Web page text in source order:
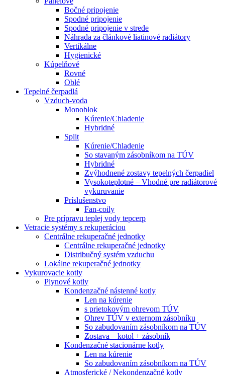
Bočné pripojenie
Spodné pripojenie
Spodné pripojenie v strede
Náhrada za článkové liatinové radiátory
Vertikálne
Hygienické
Kúpelňové
Rovné
Oblé
Tepelné čerpadlá
Vzduch-voda
Monoblok
Kúrenie/Chladenie
Hybridné
Split
Kúrenie/Chladenie
So stavaným zásobníkom na TÚV
Hybridné
Zvýhodnené zostavy tepelných čerpadiel
Vysokoteplotné – Vhodné pre radiátorové
vykuruvanie
Príslušenstvo
Fan-coily
Pre prípravu teplej vody tepcerp
Vetracie systémy s rekuperáciou
Centrálne rekuperačné jednotky
Centrálne rekuperačné jednotky
Distribučný systém vzduchu
Lokálne rekuperačné jednotky
Vykurovacie kotly
Plynové kotly
Kondenzačné nástenné kotly
Len na kúrenie
s prietokovým ohrevom TÚV
Ohrev TÚV v externom zásobníku
So zabudovaním zásobníkom na TÚV
Zostava – kotol + zásobník
Kondenzačné stacionárne kotly
Len na kúrenie
So zabudovaním zásobníkom na TÚV
Atmosferické / Nekondenzačné kotly